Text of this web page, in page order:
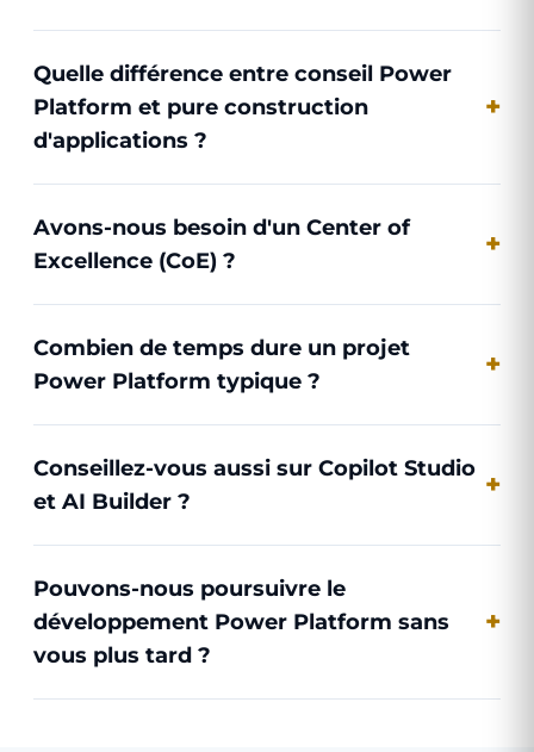
Quelle différence entre conseil Power
Platform et pure construction
d'applications ?
Avons-nous besoin d'un Center of
Excellence (CoE) ?
Combien de temps dure un projet
Power Platform typique ?
Conseillez-vous aussi sur Copilot Studio
et AI Builder ?
Pouvons-nous poursuivre le
développement Power Platform sans
vous plus tard ?